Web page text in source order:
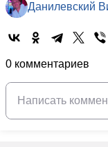
Данилевский
0 комментариев